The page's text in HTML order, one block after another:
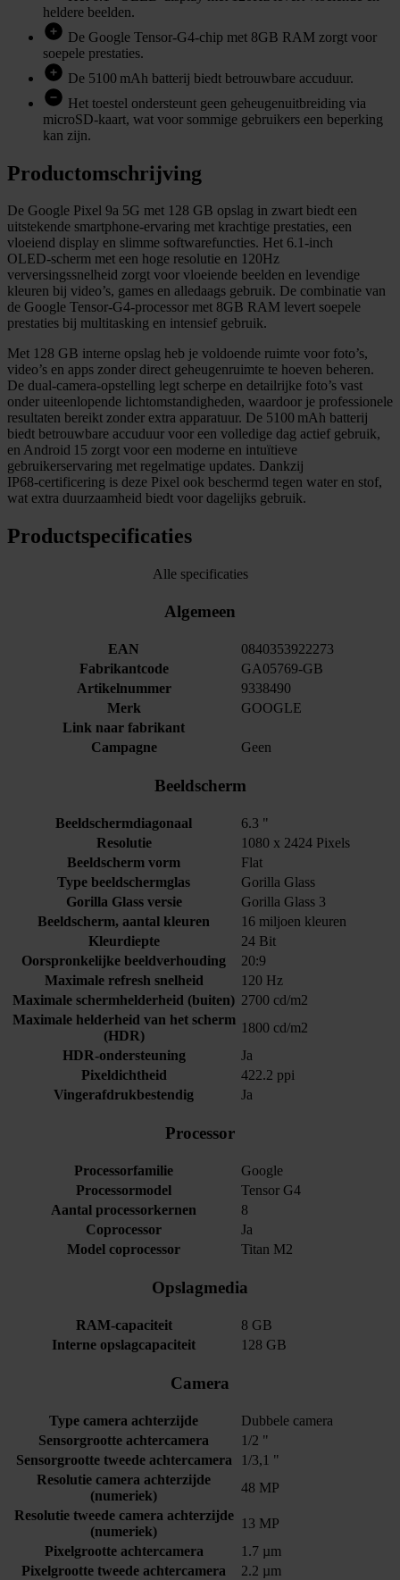
heldere beelden.
De Google Tensor‑G4‑chip met 8GB RAM zorgt voor
soepele prestaties.
De 5100 mAh batterij biedt betrouwbare accuduur.
Het toestel ondersteunt geen geheugenuitbreiding via
microSD‑kaart, wat voor sommige gebruikers een beperking
kan zijn.
Productomschrijving
De Google Pixel 9a 5G met 128 GB opslag in zwart biedt een
uitstekende smartphone‑ervaring met krachtige prestaties, een
vloeiend display en slimme softwarefuncties. Het 6.1‑inch
OLED‑scherm met een hoge resolutie en 120Hz
verversingssnelheid zorgt voor vloeiende beelden en levendige
kleuren bij video’s, games en alledaags gebruik. De combinatie van
de Google Tensor‑G4‑processor met 8GB RAM levert soepele
prestaties bij multitasking en intensief gebruik.
Met 128 GB interne opslag heb je voldoende ruimte voor foto’s,
video’s en apps zonder direct geheugenruimte te hoeven beheren.
De dual‑camera‑opstelling legt scherpe en detailrijke foto’s vast
onder uiteenlopende lichtomstandigheden, waardoor je professionele
resultaten bereikt zonder extra apparatuur. De 5100 mAh batterij
biedt betrouwbare accuduur voor een volledige dag actief gebruik,
en Android 15 zorgt voor een moderne en intuïtieve
gebruikerservaring met regelmatige updates. Dankzij
IP68‑certificering is deze Pixel ook beschermd tegen water en stof,
wat extra duurzaamheid biedt voor dagelijks gebruik.
Productspecificaties
Alle specificaties
Algemeen
EAN
0840353922273
Fabrikantcode
GA05769-GB
Artikelnummer
9338490
Merk
GOOGLE
Link naar fabrikant
Campagne
Geen
Beeldscherm
Beeldschermdiagonaal
6.3 "
Resolutie
1080 x 2424 Pixels
Beeldscherm vorm
Flat
Type beeldschermglas
Gorilla Glass
Gorilla Glass versie
Gorilla Glass 3
Beeldscherm, aantal kleuren
16 miljoen kleuren
Kleurdiepte
24 Bit
Oorspronkelijke beeldverhouding
20:9
Maximale refresh snelheid
120 Hz
Maximale schermhelderheid (buiten) 2700 cd/m2
Maximale helderheid van het scherm
(HDR)
1800 cd/m2
HDR-ondersteuning
Ja
Pixeldichtheid
422.2 ppi
Vingerafdrukbestendig
Ja
Processor
Processorfamilie
Google
Processormodel
Tensor G4
Aantal processorkernen
8
Coprocessor
Ja
Model coprocessor
Titan M2
Opslagmedia
RAM-capaciteit
8 GB
Interne opslagcapaciteit
128 GB
Camera
Type camera achterzijde
Dubbele camera
Sensorgrootte achtercamera
1/2 "
Sensorgrootte tweede achtercamera
1/3,1 "
Resolutie camera achterzijde
(numeriek)
48 MP
Resolutie tweede camera achterzijde
(numeriek)
13 MP
Pixelgrootte achtercamera
1.7 µm
Pixelgrootte tweede achtercamera
2.2 µm